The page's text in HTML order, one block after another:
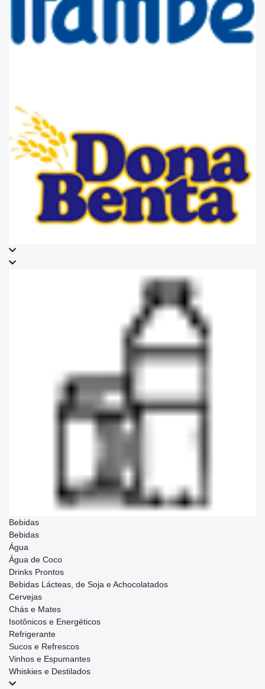
Bebidas
Bebidas
Água
Água de Coco
Drinks Prontos
Bebidas Lácteas, de Soja e Achocolatados
Cervejas
Chás e Mates
Isotônicos e Energéticos
Refrigerante
Sucos e Refrescos
Vinhos e Espumantes
Whiskies e Destilados